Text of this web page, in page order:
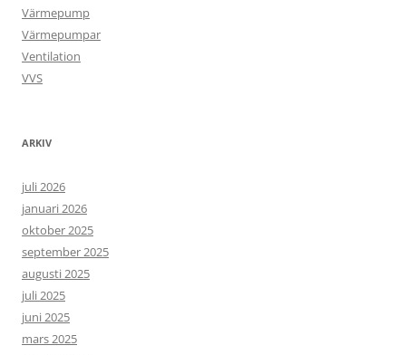
Värmepump
Värmepumpar
Ventilation
VVS
ARKIV
juli 2026
januari 2026
oktober 2025
september 2025
augusti 2025
juli 2025
juni 2025
mars 2025